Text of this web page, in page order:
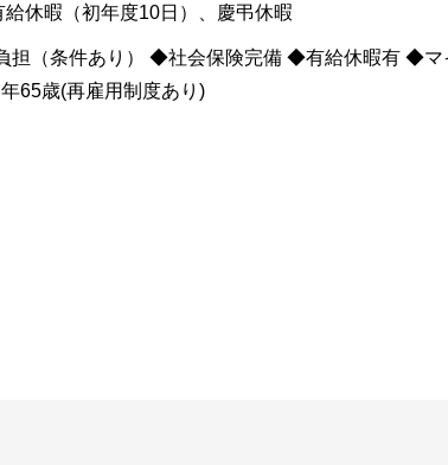
休暇（初年度10日）、慶弔休暇
担（条件あり） ◆社会保険完備 ◆有給休暇有 ◆マ
65歳(再雇用制度あり)